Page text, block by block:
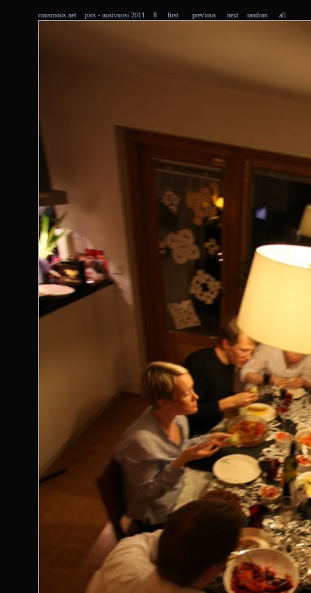
cousmous.net pics - uusivuosi 2011 8 first previous next random all